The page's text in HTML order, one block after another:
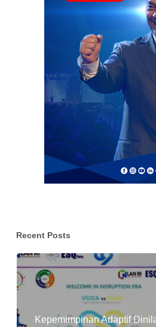
Recent Posts
Kepemimpinan Adaptif